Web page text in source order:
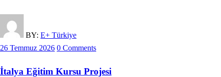
BY: E+ Türkiye
26 Temmuz 2026 0 Comments
İtalya Eğitim Kursu Projesi